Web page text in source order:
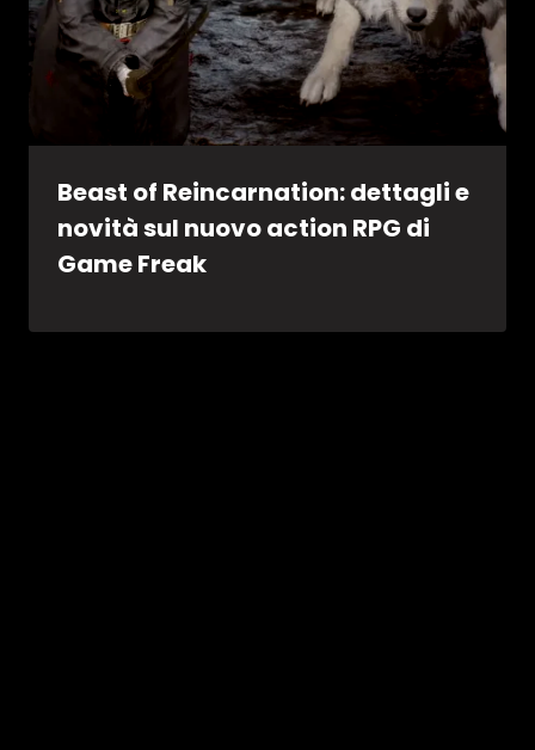
Beast of Reincarnation: dettagli e
novità sul nuovo action RPG di
Game Freak